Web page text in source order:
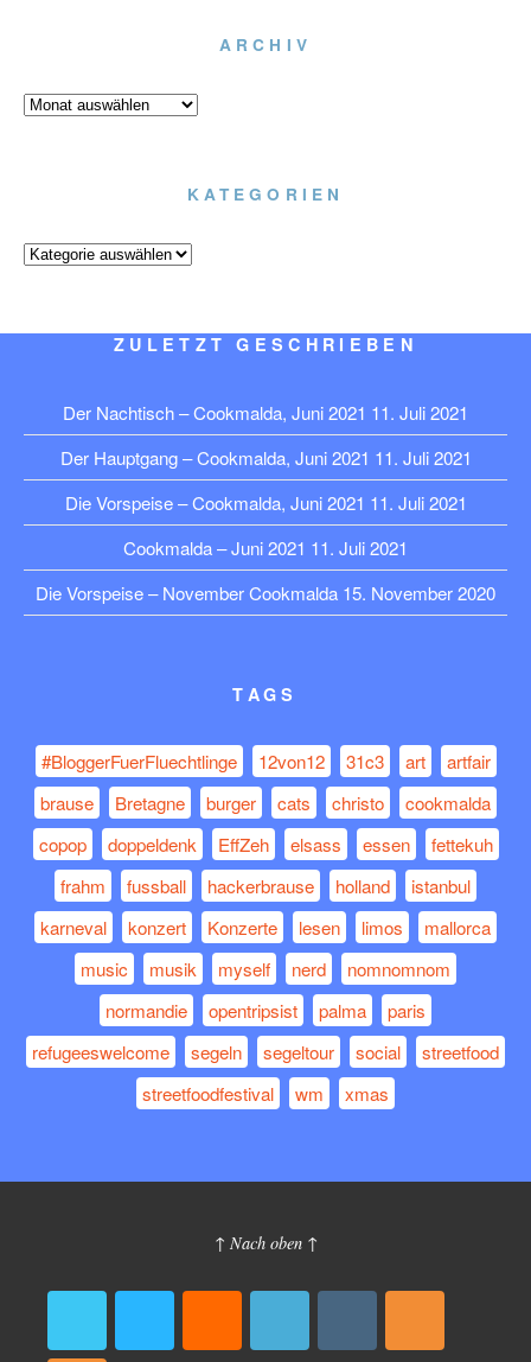
ARCHIV
Archiv
KATEGORIEN
Kategorien
ZULETZT GESCHRIEBEN
Der Nachtisch – Cookmalda, Juni 2021 11. Juli 2021
Der Hauptgang – Cookmalda, Juni 2021 11. Juli 2021
Die Vorspeise – Cookmalda, Juni 2021 11. Juli 2021
Cookmalda – Juni 2021 11. Juli 2021
Die Vorspeise – November Cookmalda 15. November 2020
TAGS
#BloggerFuerFluechtlinge 12von12 31c3 art
artfair
brause
Bretagne burger cats christo
cookmalda
copop
doppeldenk EffZeh elsass essen
fettekuh
frahm
fussball hackerbrause holland
istanbul
karneval
konzert Konzerte lesen limos
mallorca
music
musik myself nerd
nomnomnom
normandie
opentripsist palma
paris
refugeeswelcome
segeln segeltour social
streetfood
streetfoodfestival
wm xmas
↑ Nach oben ↑